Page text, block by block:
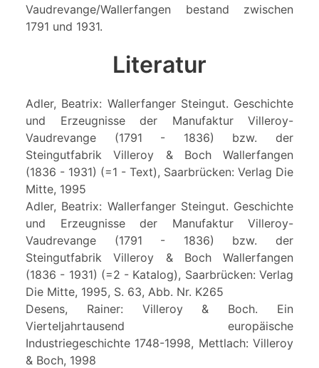
Vaudrevange/Wallerfangen bestand zwischen
1791 und 1931.
Literatur
Adler, Beatrix: Wallerfanger Steingut. Geschichte
und Erzeugnisse der Manufaktur Villeroy-
Vaudrevange (1791 - 1836) bzw. der
Steingutfabrik Villeroy & Boch Wallerfangen
(1836 - 1931) (=1 - Text), Saarbrücken: Verlag Die
Mitte, 1995
Adler, Beatrix: Wallerfanger Steingut. Geschichte
und Erzeugnisse der Manufaktur Villeroy-
Vaudrevange (1791 - 1836) bzw. der
Steingutfabrik Villeroy & Boch Wallerfangen
(1836 - 1931) (=2 - Katalog), Saarbrücken: Verlag
Die Mitte, 1995, S. 63, Abb. Nr. K265
Desens, Rainer: Villeroy & Boch. Ein
Vierteljahrtausend europäische
Industriegeschichte 1748-1998, Mettlach: Villeroy
& Boch, 1998